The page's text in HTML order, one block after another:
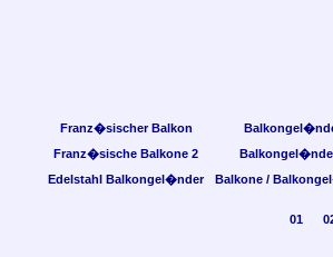
Franz�sischer Balkon
Franz�sische Balkone 2
Edelstahl Balkongel�nder
Balkone /
01